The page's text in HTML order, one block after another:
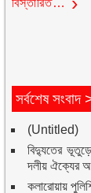
বিস্তারিত…
সর্বশেষ সংবাদ
(Untitled)
বিদ্যুতের
দলীয় ঐক্যের
কলারোয়ায়